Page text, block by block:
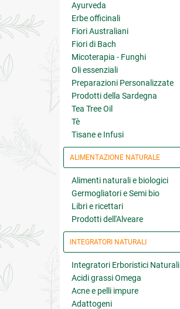
Ayurveda
Erbe officinali
Fiori Australiani
Fiori di Bach
Micoterapia - Funghi
Oli essenziali
Preparazioni Personalizzate
Prodotti della Sardegna
Tea Tree Oil
Tè
Tisane e Infusi
ALIMENTAZIONE NATURALE
Alimenti naturali e biologici
Germogliatori e Semi bio
Libri e ricettari
Prodotti dell'Alveare
INTEGRATORI NATURALI
Integratori Erboristici Naturali
Acidi grassi Omega
Acne e pelli impure
Adattogeni